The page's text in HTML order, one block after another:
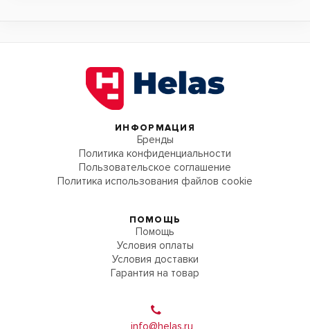
ИНФОРМАЦИЯ
Бренды
Политика конфиденциальности
Пользовательское соглашение
Политика использования файлов cookie
ПОМОЩЬ
Помощь
Условия оплаты
Условия доставки
Гарантия на товар